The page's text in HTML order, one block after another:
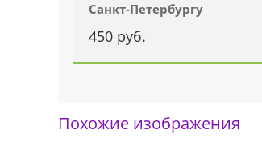
Санкт-Петербургу
450 руб.
Похожие изображения